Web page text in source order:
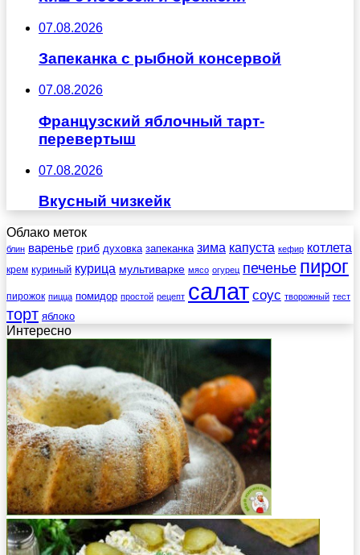
07.08.2026
Запеканка с рыбной консервой
07.08.2026
Французский яблочный тарт-
перевертыш
07.08.2026
Вкусный чизкейк
Облако меток
блин варенье гриб духовка запеканка зима капуста кефир котлета
крем куриный курица мультиварке мясо огурец печенье пирог
пирожок пицца помидор простой рецепт салат соус творожный тест
торт яблоко
Интересно